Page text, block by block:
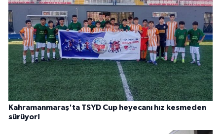
Kahramanmaraş'ta TSYD Cup heyecanı hız kesmeden
sürüyor!